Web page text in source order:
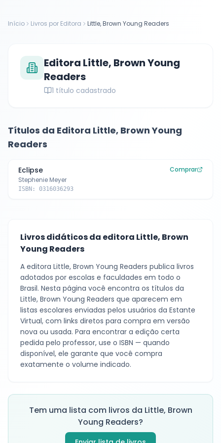
Início Livros por Editora Little, Brown Young Readers
Editora Little, Brown Young
Readers
1 título cadastrado
Títulos da Editora Little, Brown Young
Readers
Eclipse
Stephenie Meyer
ISBN: 0316036293
Comprar
Livros didáticos da editora Little, Brown
Young Readers
A editora Little, Brown Young Readers publica livros
adotados por escolas e faculdades em todo o
Brasil. Nesta página você encontra os títulos da
Little, Brown Young Readers que aparecem em
listas escolares enviadas pelos usuários da Estante
Virtual, com links diretos para compra em versão
nova ou usada. Para encontrar a edição certa
pedida pelo professor, use o ISBN — quando
disponível, ele garante que você compra
exatamente o volume indicado.
Tem uma lista com livros da Little, Brown
Young Readers?